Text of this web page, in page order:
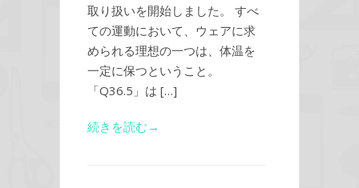
取り扱いを開始しました。 すべ
ての運動において、ウェアに求
められる理想の一つは、体温を
一定に保つということ。
「Q36.5」は […]
続きを読む→